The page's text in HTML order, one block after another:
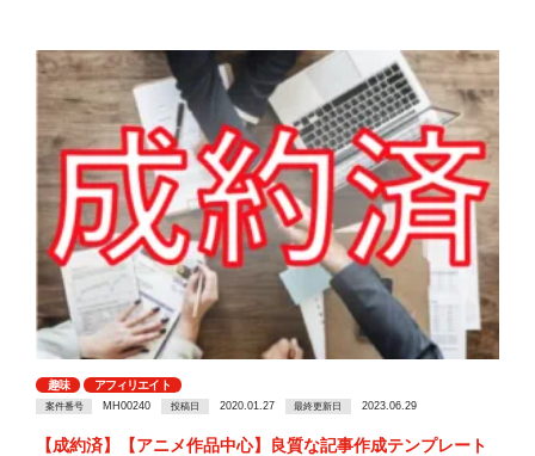
趣味 アフィリエイト
案件番号 MH00240 投稿日 2020.01.27 最終更新日 2023.06.29
【成約済】【アニメ作品中心】良質な記事作成テンプレート